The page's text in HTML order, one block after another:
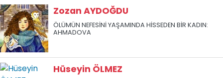
Zozan AYDOĞDU
ÖLÜMÜN NEFESİNİ YAŞAMINDA HİSSEDEN BİR KADIN:
AHMADOVA
Hüseyin ÖLMEZ